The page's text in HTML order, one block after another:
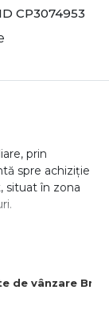
ID CP3074953
de vânzare
prin
spre achiziție
situat în zona
ceea ce
locuința